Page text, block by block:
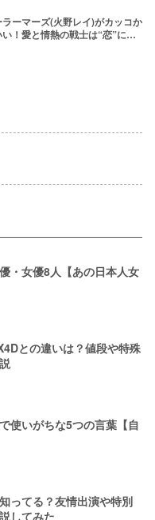
ーマーズ(火野レイ)がカッコか
！愛と情熱の戦士は“恋”に悩
・女優8人【あの日本人女
との違いは？値段や特殊
使いがちな5つの言葉【自
ってる？友情出演や特別
してみた